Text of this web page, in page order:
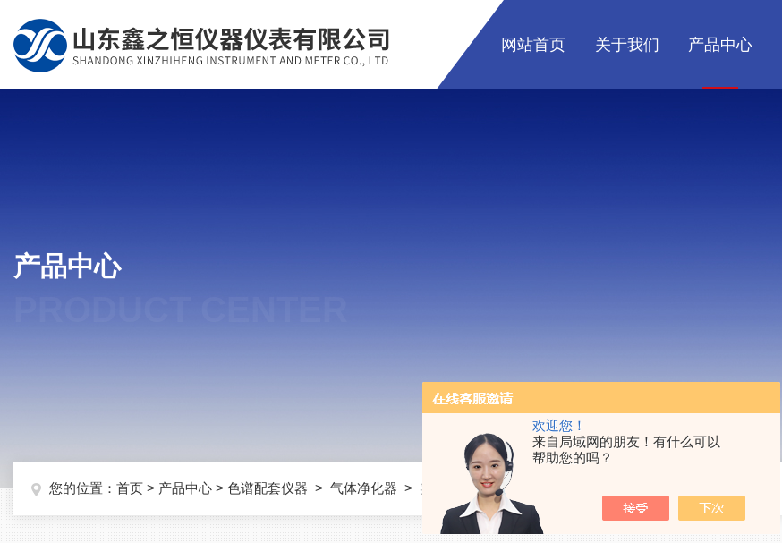
欢迎您！
来自局域网的朋友！有什么可以
帮助您的吗？
网站首页 关于我们 产品中心
产品中心
您的位置： 首页 > 产品中心 > 色谱配套仪器 > 气体净化器 > 实验室气路气体净化器